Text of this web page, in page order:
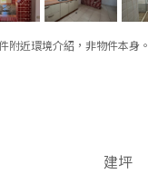
附近環境介紹，非物件本身。
建坪